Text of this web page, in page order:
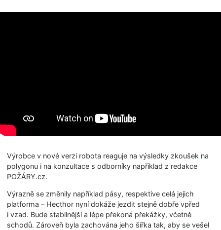
Výrobce v nové verzi robota reaguje na výsledky zkoušek na
polygonu i na konzultace s odborníky například z redakce
POŽÁRY.cz.
Výrazně se změnily například pásy, respektive celá jejich
platforma – Hecthor nyní dokáže jezdit stejně dobře vpřed
i vzad. Bude stabilnější a lépe překoná překážky, včetně
schodů. Zároveň byla zachována jeho šířka tak, aby se vešel